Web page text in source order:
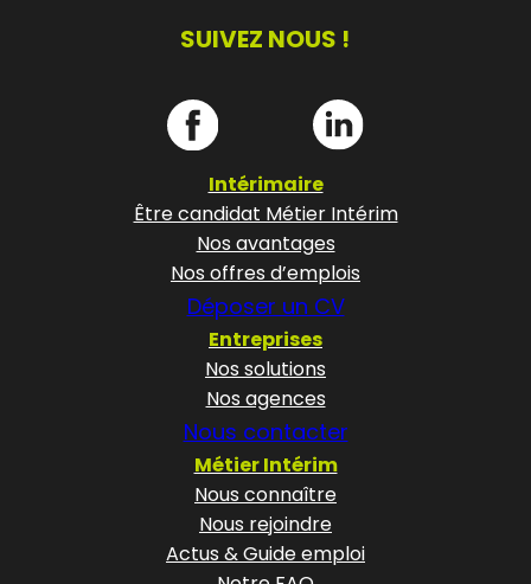
SUIVEZ NOUS !
Intérimaire
Être candidat Métier Intérim
Nos avantages
Nos offres d’emplois
Déposer un CV
Entreprises
Nos solutions
Nos agences
Nous contacter
Métier Intérim
Nous connaître
Nous rejoindre
Actus & Guide emploi